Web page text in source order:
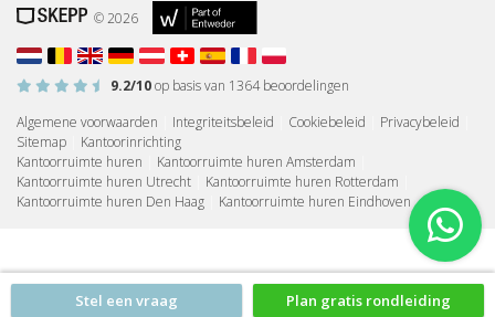
Stel een vraag Plan gratis rondleiding
© 2026
9.2/10op basis van 1364beoordelingen
Algemene voorwaarden
Integriteitsbeleid Cookiebeleid Privacybeleid
Sitemap
Kantoorinrichting
Kantoorruimte huren
Kantoorruimte huren Amsterdam
Kantoorruimte huren Utrecht
Kantoorruimte huren Rotterdam
Kantoorruimte huren Den Haag
Kantoorruimte huren Eindhoven